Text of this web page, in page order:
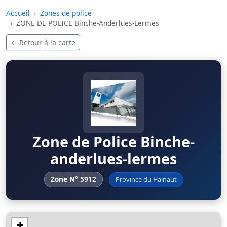
Skip to main content
Accueil
Zones de police
ZONE DE POLICE Binche-Anderlues-Lermes
← Retour à la carte
Zone de Police Binche-
anderlues-lermes
Zone N° 5912 Province du Hainaut